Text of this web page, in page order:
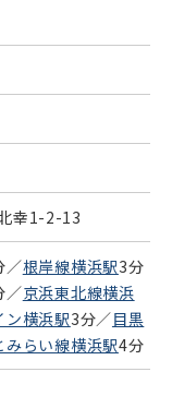
幸1-2-13
／根岸線横浜駅3分
／京浜東北線横浜
ン横浜駅3分／目黒
みらい線横浜駅4分